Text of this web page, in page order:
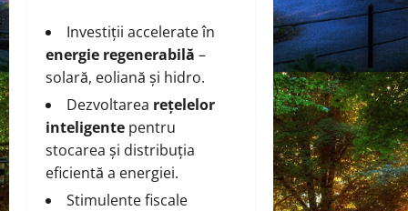
Investiții accelerate în
energie regenerabilă –
solară, eoliană și hidro.
Dezvoltarea rețelelor
inteligente pentru
stocarea și distribuția
eficientă a energiei.
Stimulente fiscale